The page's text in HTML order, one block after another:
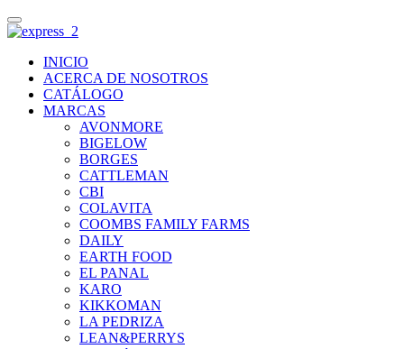
INICIO
ACERCA DE NOSOTROS
CATÁLOGO
MARCAS
AVONMORE
BIGELOW
BORGES
CATTLEMAN
CBI
COLAVITA
COOMBS FAMILY FARMS
DAILY
EARTH FOOD
EL PANAL
KARO
KIKKOMAN
LA PEDRIZA
LEAN&PERRYS